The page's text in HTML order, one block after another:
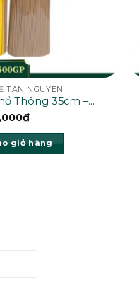
TÂN NGUYÊN
Thông 35cm –
₫
giỏ hàng